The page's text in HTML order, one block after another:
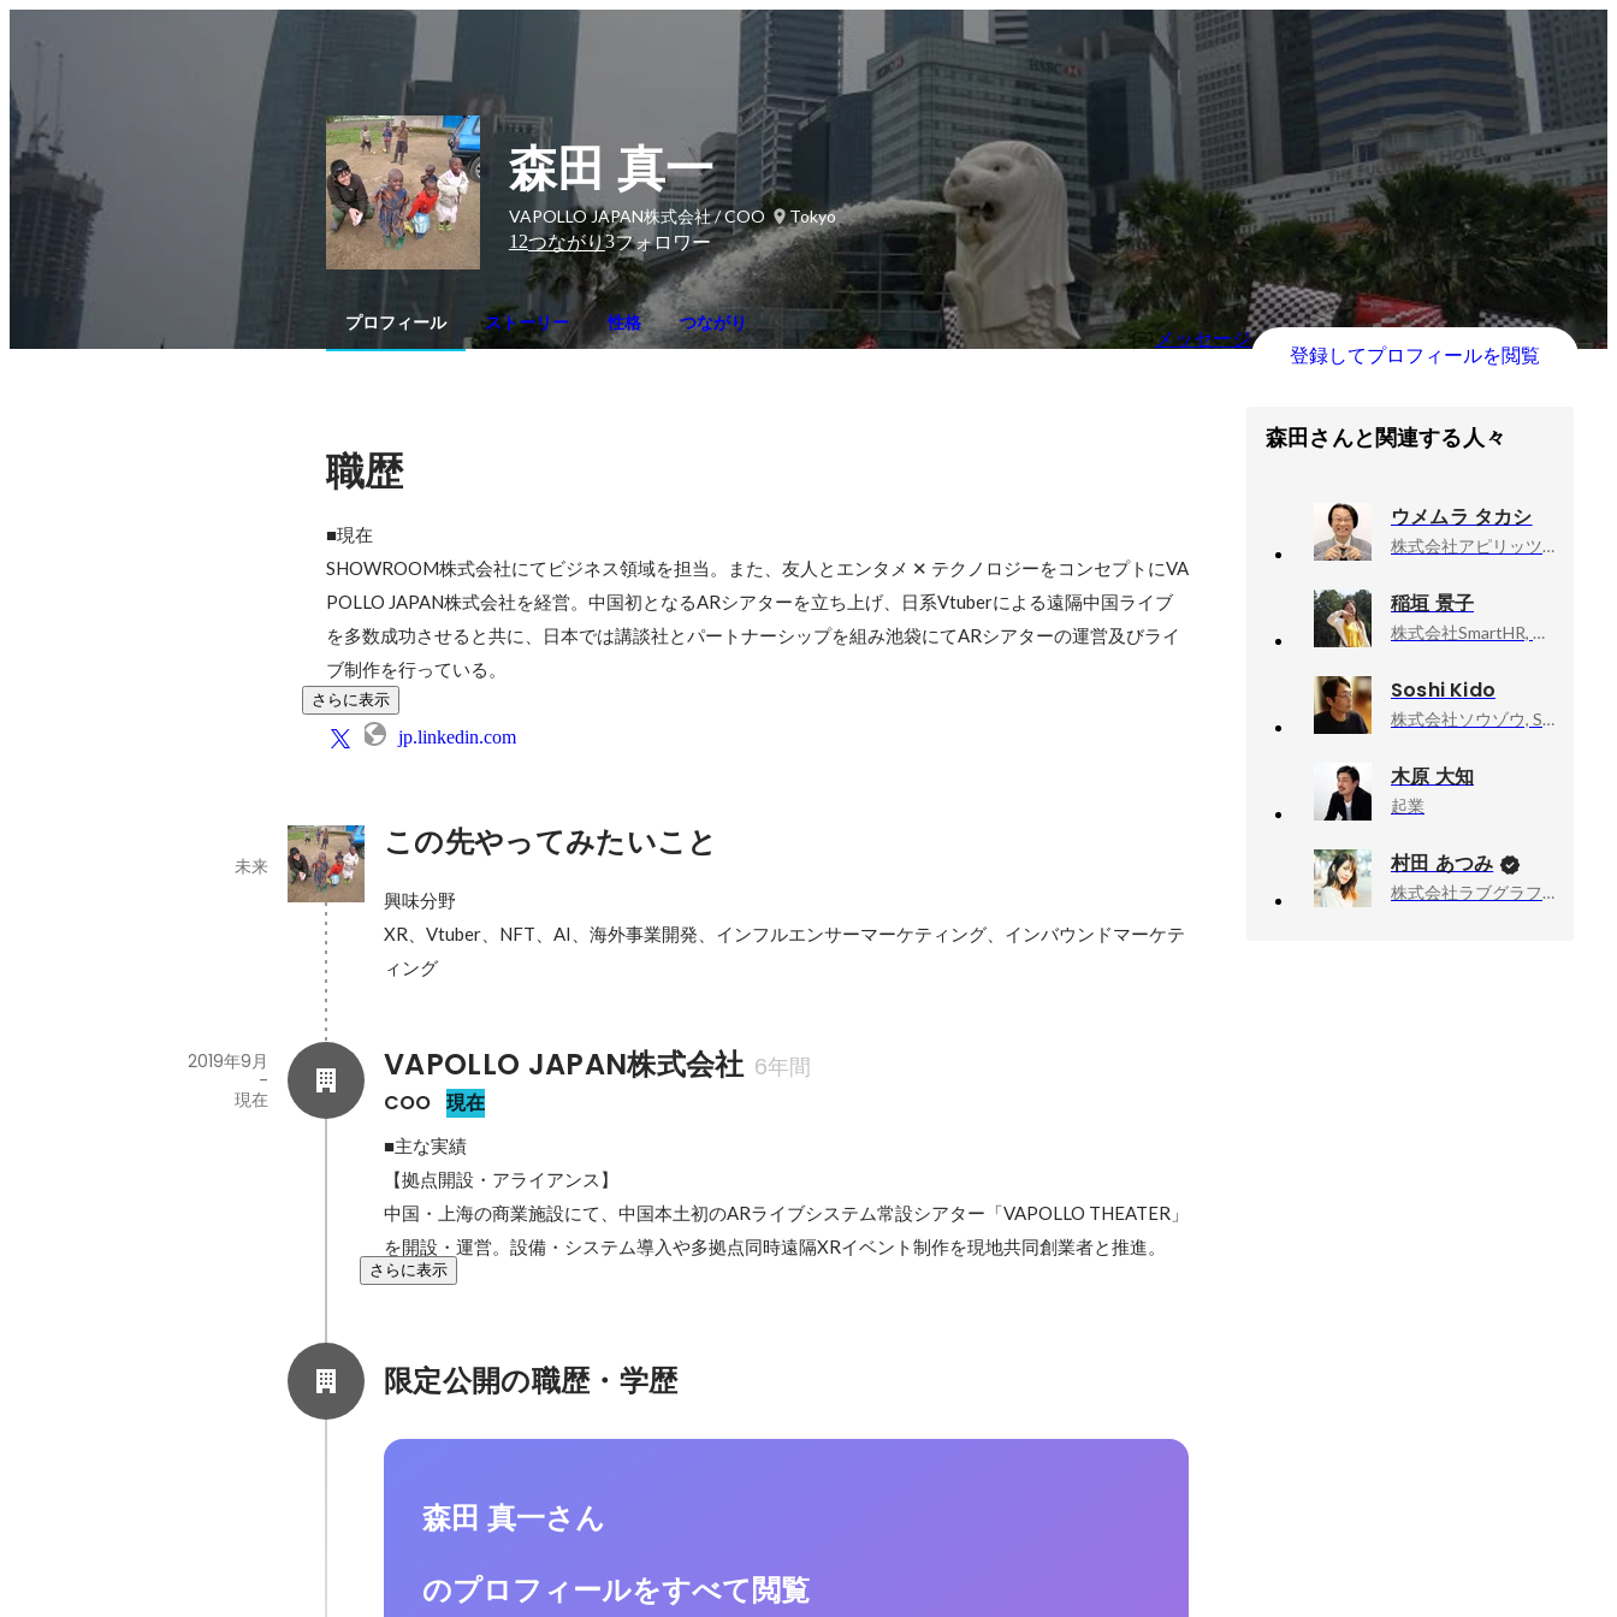
森田 真一
VAPOLLO JAPAN株式会社 / COO
Tokyo
12つながり3フォロワー
プロフィール ストーリー 性格 つながり
メッセージ
登録してプロフィールを閲覧
職歴
■現在
SHOWROOM株式会社にてビジネス領域を担当。また、友人とエンタメ ✕ テクノロジーをコンセプトにVA
POLLO JAPAN株式会社を経営。中国初となるARシアターを立ち上げ、日系Vtuberによる遠隔中国ライブ
を多数成功させると共に、日本では講談社とパートナーシップを組み池袋にてARシアターの運営及びライ
ブ制作を行っている。
さらに表示
jp.linkedin.com
この先やってみたいこと
未来
興味分野
XR、Vtuber、NFT、AI、海外事業開発、インフルエンサーマーケティング、インバウンドマーケテ
ィング
VAPOLLO JAPAN株式会社 6年間
COO 現在
2019年9月
-
現在
■主な実績
【拠点開設・アライアンス】
中国・上海の商業施設にて、中国本土初のARライブシステム常設シアター「VAPOLLO THEATER」
を開設・運営。設備・システム導入や多拠点同時遠隔XRイベント制作を現地共同創業者と推進。
さらに表示
限定公開の職歴・学歴
森田 真一さん
のプロフィールをすべて閲覧
森田さんと関連する人々
ウメムラ タカシ
株式会社アピリッツ, VPoD/ヒューマンセンタードデザイン学部部長
稲垣 景子
株式会社SmartHR, Product Manager
Soshi Kido
株式会社ソウゾウ, Software Engineer
木原 大知
起業
村田 あつみ
株式会社ラブグラフ, Co-founder & CCO